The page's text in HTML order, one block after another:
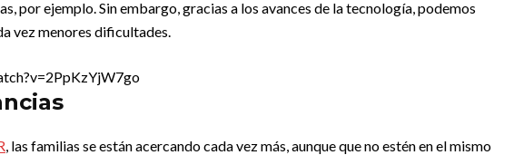
por ejemplo. Sin embargo, gracias a los avances de la tecnología, podemos
vez menores dificultades.
, las familias se están acercando cada vez más, aunque que no estén en el mismo